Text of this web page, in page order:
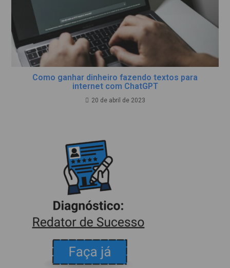
Como ganhar dinheiro fazendo textos para
internet com ChatGPT
20 de abril de 2023